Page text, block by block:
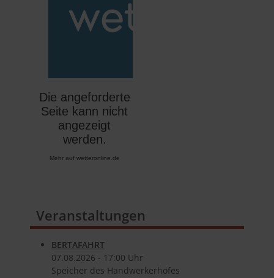
Mehr auf wetteronline.de
Veranstaltungen
BERTAFAHRT
07.​08.​2026 - 17:00 Uhr
Speicher des Handwerkerhofes